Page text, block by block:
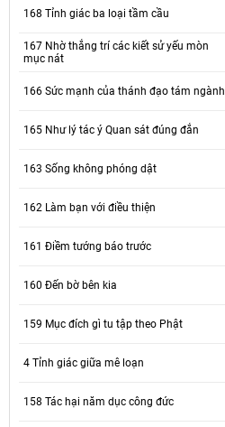
168 Tỉnh giác ba loại tầm cầu
167 Nhờ thắng trí các kiết sử yếu mòn
mục nát
166 Sức mạnh của thánh đạo tám ngành
165 Như lý tác ý Quan sát đúng đắn
163 Sống không phóng dật
162 Làm bạn với điều thiện
161 Điềm tướng báo trước
160 Đến bờ bên kia
159 Mục đích gì tu tập theo Phật
4 Tỉnh giác giữa mê loạn
158 Tác hại năm dục công đức